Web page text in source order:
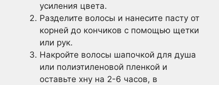
усиления цвета.
Разделите волосы и нанесите пасту от
корней до кончиков с помощью щетки
или рук.
Накройте волосы шапочкой для душа
или полиэтиленовой пленкой и
оставьте хну на 2-6 часов, в